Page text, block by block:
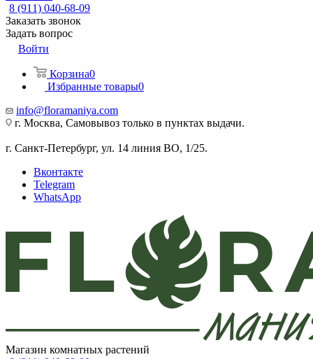
8 (911) 040-68-09
Заказать звонок
Задать вопрос
Войти
Корзина0
Избранные товары0
info@floramaniya.com
г. Москва, Самовывоз только в пунктах выдачи.
г. Санкт-Петербург, ул. 14 линия ВО, 1/25.
Вконтакте
Telegram
WhatsApp
Магазин комнатных растений